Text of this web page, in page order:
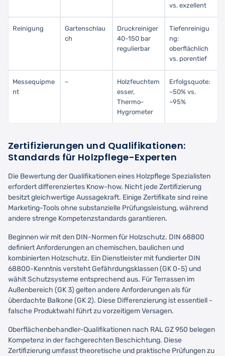
vs. exzellent
Reinigung
Gartenschlau
ch
Druckreiniger
40-150 bar
regulierbar
Tiefenreinigu
ng:
oberflächlich
vs. porentief
Messequipme
nt
–
Holzfeuchtem
esser,
Thermo-
Hygrometer
Erfolgsquote:
~50% vs.
~95%
Zertifizierungen und Qualifikationen:
Standards für Holzpflege-Experten
Die Bewertung der Qualifikationen eines Holzpflege Spezialisten
erfordert differenziertes Know-how. Nicht jede Zertifizierung
besitzt gleichwertige Aussagekraft. Einige Zertifikate sind reine
Marketing-Tools ohne substanzielle Prüfungsleistung, während
andere strenge Kompetenzstandards garantieren.
Beginnen wir mit den DIN-Normen für Holzschutz. DIN 68800
definiert Anforderungen an chemischen, baulichen und
kombinierten Holzschutz. Ein Dienstleister mit fundierter DIN
68800-Kenntnis versteht Gefährdungsklassen (GK 0-5) und
wählt Schutzsysteme entsprechend aus. Für Terrassen im
Außenbereich (GK 3) gelten andere Anforderungen als für
überdachte Balkone (GK 2). Diese Differenzierung ist essentiell -
falsche Produktwahl führt zu vorzeitigem Versagen.
Oberflächenbehandler-Qualifikationen nach RAL GZ 950 belegen
Kompetenz in der fachgerechten Beschichtung. Diese
Zertifizierung umfasst theoretische und praktische Prüfungen zu